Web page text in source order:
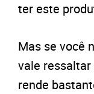
ter este
Mas se você
vale
rende